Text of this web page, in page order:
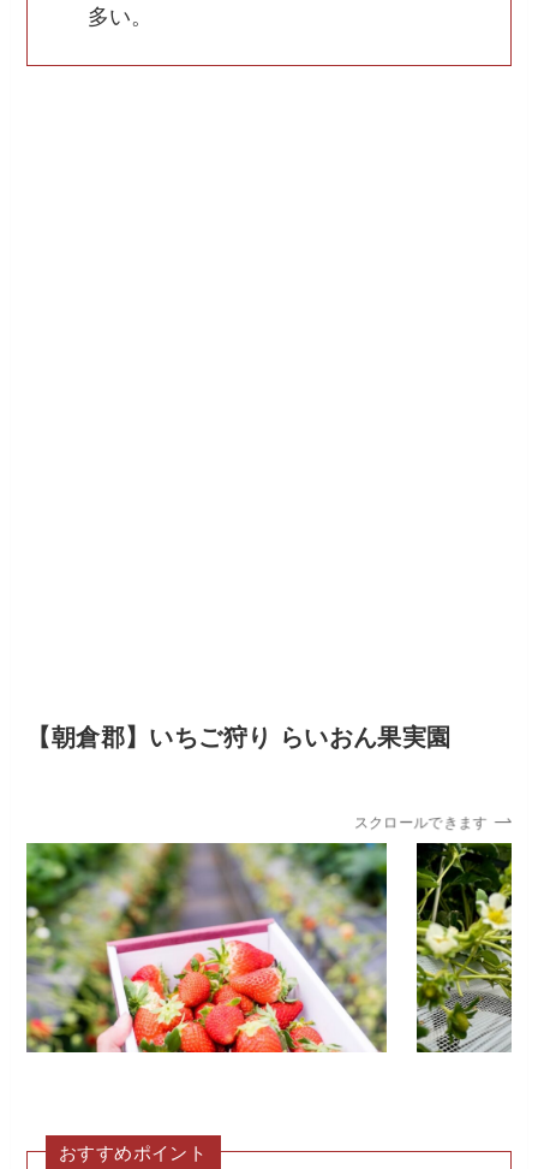
多い。
【朝倉郡】 いちご狩り らいおん果実園
スクロールできます
おすすめポイント